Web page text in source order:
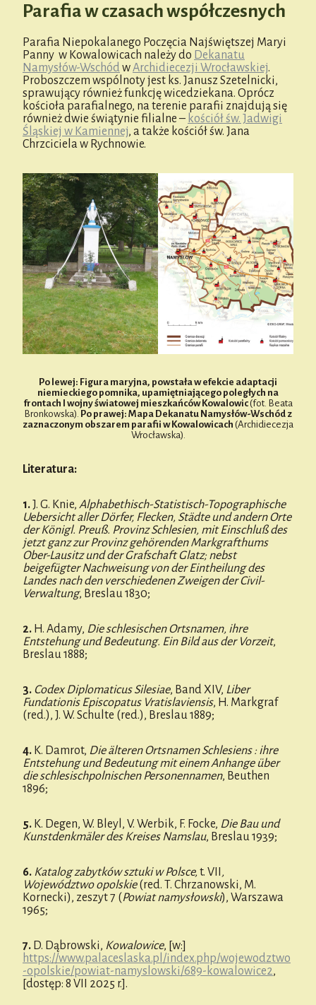
Parafia w czasach współczesnych
Parafia Niepokalanego Poczęcia Najświętszej Maryi
Panny w Kowalowicach należy do Dekanatu
Namysłów-Wschód wArchidiecezji Wrocławskiej.
Proboszczem wspólnoty jest ks. Janusz Szetelnicki,
sprawujący również funkcję wicedziekana. Oprócz
kościoła parafialnego, na terenie parafii znajdują się
również dwie świątynie filialne – kościół św. Jadwigi
Śląskiej w Kamiennej, a także kościół św. Jana
Chrzciciela w Rychnowie.
Po lewej: Figura maryjna, powstała w efekcie adaptacji
niemieckiego pomnika, upamiętniającego poległych na
frontach I wojny światowej mieszkańców Kowalowic(fot. Beata
Bronkowska). Po prawej: Mapa Dekanatu Namysłów-Wschód z
zaznaczonym obszarem parafii w Kowalowicach (Archidiecezja
Wrocławska).
Literatura:
1.J. G. Knie, Alphabethisch-Statistisch-Topographische
Uebersicht aller Dörfer, Flecken, Städte und andern Orte
der Königl. Preuß. Provinz Schlesien, mit Einschluß des
jetzt ganz zur Provinz gehörenden Markgrafthums
Ober-Lausitz und der Grafschaft Glatz; nebst
beigefügter Nachweisung von der Eintheilung des
Landes nach den verschiedenen Zweigen der Civil-
Verwaltung, Breslau 1830;
2. H. Adamy, Die schlesischen Ortsnamen, ihre
Entstehung und Bedeutung. Ein Bild aus der Vorzeit,
Breslau 1888;
3. Codex Diplomaticus Silesiae, Band XIV, Liber
Fundationis Episcopatus Vratislaviensis, H. Markgraf
(red.), J. W. Schulte (red.), Breslau 1889;
4. K. Damrot, Die älteren Ortsnamen Schlesiens : ihre
Entstehung und Bedeutung mit einem Anhange über
die schlesischpolnischen Personennamen, Beuthen
1896;
5. K. Degen, W. Bleyl, V. Werbik, F. Focke, Die Bau und
Kunstdenkmäler des Kreises Namslau, Breslau 1939;
6. Katalog zabytków sztuki w Polsce, t. VII
,
Województwo opolskie(red. T. Chrzanowski, M.
Kornecki), zeszyt 7 (Powiat namysłowski), Warszawa
1965;
7. D. Dąbrowski, Kowalowice, [w:]
https://www.palaceslaska.pl/index.php/wojewodztwo
-opolskie/powiat-namyslowski/689-kowalowice2,
[dostęp: 8 VII 2025 r.].